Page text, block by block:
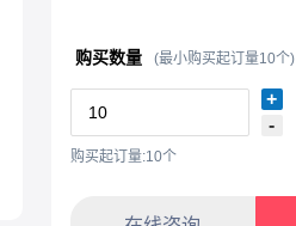
购买数量 (最小购买起订量10个)
+
-
购买起订量:10个